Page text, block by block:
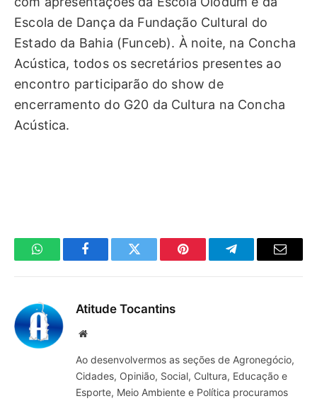
Escola de Dança da Fundação Cultural do
Estado da Bahia (Funceb). À noite, na Concha
Acústica, todos os secretários presentes ao
encontro participarão do show de
encerramento do G20 da Cultura na Concha
Acústica.
WhatsAppFacebookTwitter Pinterest TelegramaE-
Atitude Tocantins
Site
Ao desenvolvermos as seções de Agronegócio,
Cidades, Opinião, Social, Cultura, Educação e
Esporte, Meio Ambiente e Política procuramos